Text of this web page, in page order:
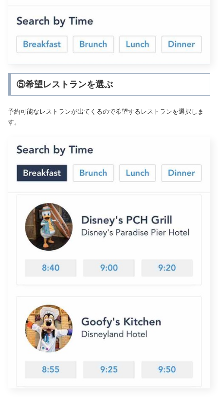
⑤希望レストランを選ぶ
予約可能なレストランが出てくるので希望するレストランを選択しま
す。